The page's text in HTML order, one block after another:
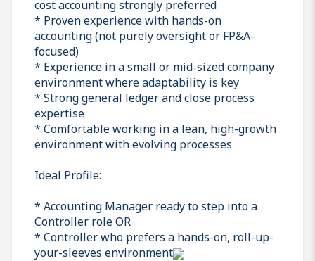
cost accounting strongly preferred
* Proven experience with hands-on
accounting (not purely oversight or FP&A-
focused)
* Experience in a small or mid-sized company
environment where adaptability is key
* Strong general ledger and close process
expertise
* Comfortable working in a lean, high-growth
environment with evolving processes
Ideal Profile:
* Accounting Manager ready to step into a
Controller role OR
* Controller who prefers a hands-on, roll-up-
your-sleeves environment